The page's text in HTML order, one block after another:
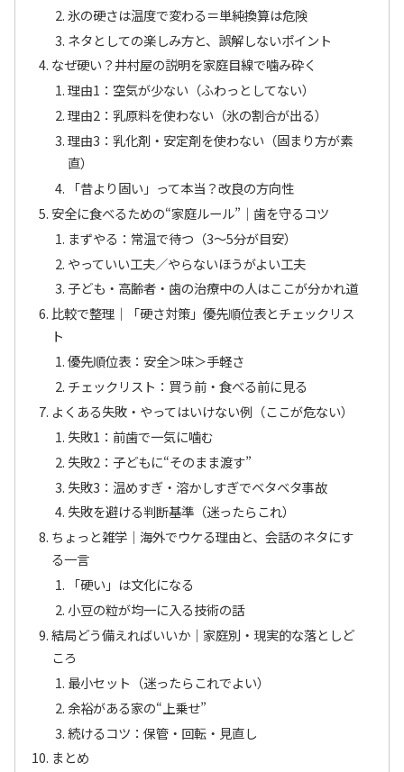
氷の硬さは温度で変わる＝単純換算は危険
ネタとしての楽しみ方と、誤解しないポイント
なぜ硬い？井村屋の説明を家庭目線で噛み砕く
理由1：空気が少ない（ふわっとしてない）
理由2：乳原料を使わない（氷の割合が出る）
理由3：乳化剤・安定剤を使わない（固まり方が素
直）
「昔より固い」って本当？改良の方向性
安全に食べるための“家庭ルール”｜歯を守るコツ
まずやる：常温で待つ（3〜5分が目安）
やっていい工夫／やらないほうがよい工夫
子ども・高齢者・歯の治療中の人はここが分かれ道
比較で整理｜「硬さ対策」優先順位表とチェックリス
ト
優先順位表：安全＞味＞手軽さ
チェックリスト：買う前・食べる前に見る
よくある失敗・やってはいけない例（ここが危ない）
失敗1：前歯で一気に噛む
失敗2：子どもに“そのまま渡す”
失敗3：温めすぎ・溶かしすぎでベタベタ事故
失敗を避ける判断基準（迷ったらこれ）
ちょっと雑学｜海外でウケる理由と、会話のネタにす
る一言
「硬い」は文化になる
小豆の粒が均一に入る技術の話
結局どう備えればいいか｜家庭別・現実的な落としど
ころ
最小セット（迷ったらこれでよい）
余裕がある家の“上乗せ”
続けるコツ：保管・回転・見直し
まとめ